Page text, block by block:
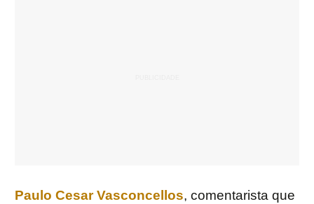
Paulo Cesar Vasconcellos, comentarista que